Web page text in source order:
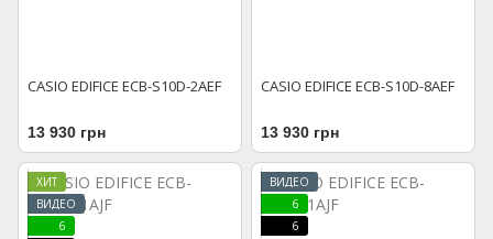
CASIO EDIFICE ECB-S10D-2AEF
13 930 грн
CASIO EDIFICE ECB-S10D-8AEF
13 930 грн
ХИТ
ВИДЕО
6
ВИДЕО
6
6